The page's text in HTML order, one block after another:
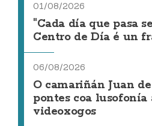
01/08/2026
"Cada día que pasa
Centro de Día é un
06/08/2026
O camariñán Juan
pontes coa lusofonía
videoxogos